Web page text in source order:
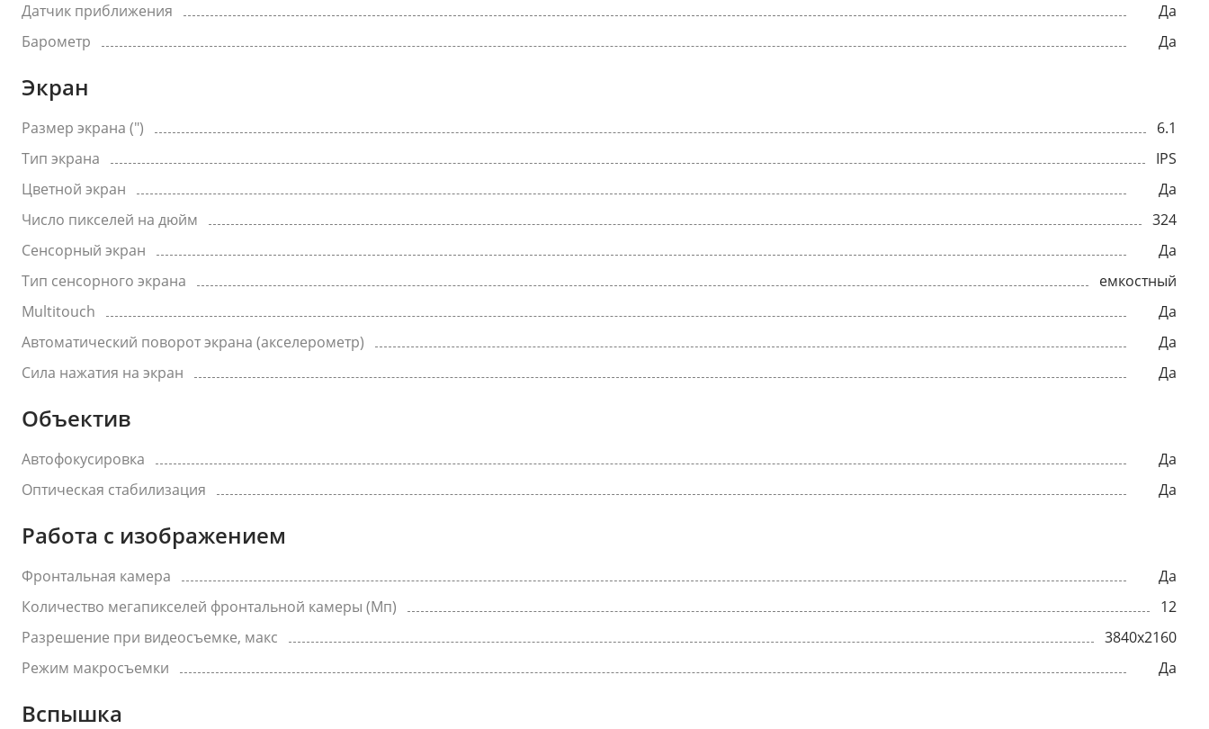
Датчик приближения
Да
Барометр
Да
Экран
Размер экрана (")
6.1
Тип экрана
IPS
Цветной экран
Да
Число пикселей на дюйм
324
Сенсорный экран
Да
Тип сенсорного экрана
емкостный
Multitouch
Да
Автоматический поворот экрана (акселерометр)
Да
Сила нажатия на экран
Да
Объектив
Автофокусировка
Да
Оптическая стабилизация
Да
Работа с изображением
Фронтальная камера
Да
Количество мегапикселей фронтальной камеры (Мп)
12
Разрешение при видеосъемке, макс
3840x2160
Режим макросъемки
Да
Вспышка